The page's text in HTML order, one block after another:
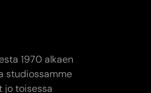
1970 alkaen
studiossamme
jo toisessa